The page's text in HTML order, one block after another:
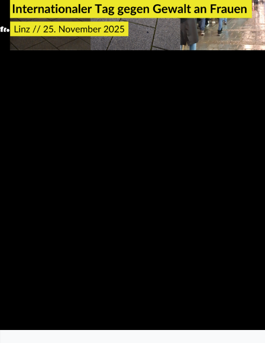
Video